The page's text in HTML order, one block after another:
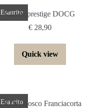
Esaurito
Cuvèe prestige DOCG
€ 28,90
Quick view
Esaurito
Cà Del Bosco Franciacorta